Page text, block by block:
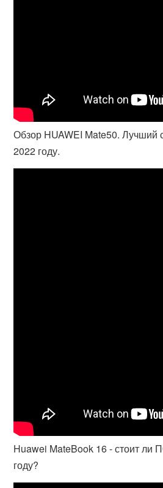
Обзор HUAWEI Mate50. Лучший
2022 году.
Huawei MateBook 16 - стоит
году?